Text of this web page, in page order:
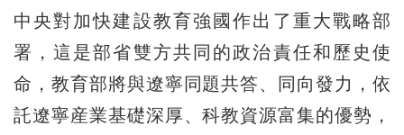
中央對加快建設教育強國作出了重大戰略部
署，這是部省雙方共同的政治責任和歷史使
命，教育部將與遼寧同題共答、同向發力，依
託遼寧産業基礎深厚、科教資源富集的優勢，